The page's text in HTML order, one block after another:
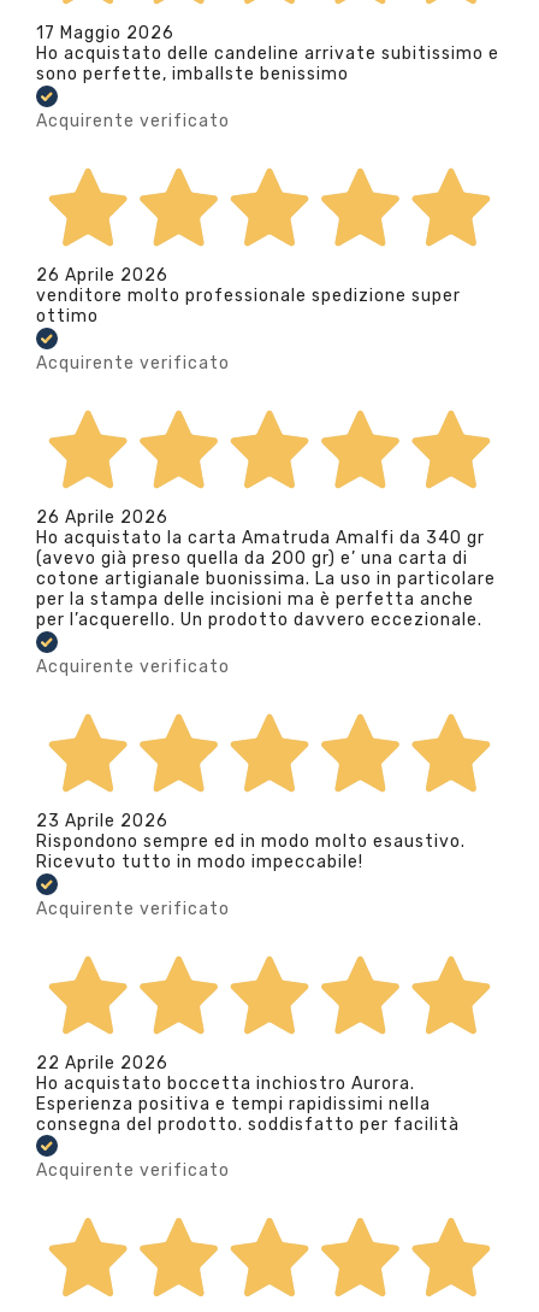
17 Maggio 2026
Ho acquistato delle candeline arrivate subitissimo e
sono perfette, imballste benissimo
Acquirente verificato
26 Aprile 2026
venditore molto professionale spedizione super
ottimo
Acquirente verificato
26 Aprile 2026
Ho acquistato la carta Amatruda Amalfi da 340 gr
(avevo già preso quella da 200 gr) e’ una carta di
cotone artigianale buonissima. La uso in particolare
per la stampa delle incisioni ma è perfetta anche
per l’acquerello. Un prodotto davvero eccezionale.
Acquirente verificato
23 Aprile 2026
Rispondono sempre ed in modo molto esaustivo.
Ricevuto tutto in modo impeccabile!
Acquirente verificato
22 Aprile 2026
Ho acquistato boccetta inchiostro Aurora.
Esperienza positiva e tempi rapidissimi nella
consegna del prodotto. soddisfatto per facilità
Acquirente verificato